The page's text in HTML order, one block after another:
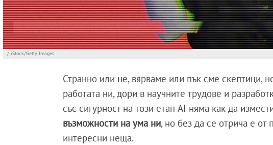
/ iStock/Getty Images
Странно или не, вярваме или пък сме скептици,
работата ни, дори в научните трудове и
със сигурност на този етап AI няма как да
възможности на ума ни, но без да се отрича е
интересни неща.